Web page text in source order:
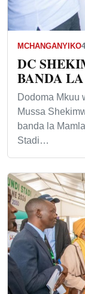
MCHANGANYIKO
DC
BANDA
Dodoma Mkuu
Mussa
banda la
Stadi…